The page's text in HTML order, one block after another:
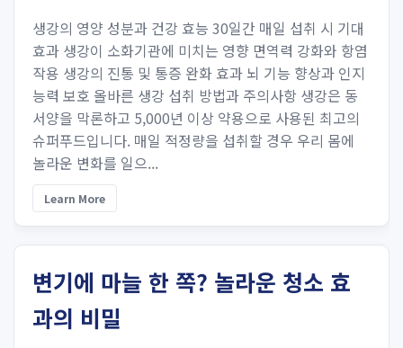
생강의 영양 성분과 건강 효능 30일간 매일 섭취 시 기대
효과 생강이 소화기관에 미치는 영향 면역력 강화와 항염
작용 생강의 진통 및 통증 완화 효과 뇌 기능 향상과 인지
능력 보호 올바른 생강 섭취 방법과 주의사항 생강은 동
서양을 막론하고 5,000년 이상 약용으로 사용된 최고의
슈퍼푸드입니다. 매일 적정량을 섭취할 경우 우리 몸에
놀라운 변화를 일으...
Learn More
변기에 마늘 한 쪽? 놀라운 청소 효
과의 비밀